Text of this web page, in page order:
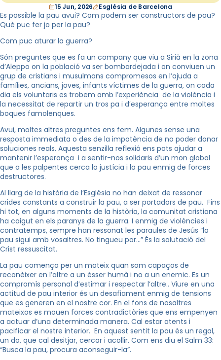
15 Jun, 2026 Església de Barcelona
Es possible la pau avui? Com podem ser constructors de pau?
Què puc fer jo per la pau?
Com puc aturar la guerra?
Són preguntes que es fa un company que viu a Sirià en la zona
d’Aleppo on la població va ser bombardejada i on conviuen un
grup de cristians i musulmans compromesos en l’ajuda a
famílies, ancians, joves, infants víctimes de la guerra, on cada
dia els voluntaris es trobem amb l’experiència de la violència i
la necessitat de repartir un tros pa i d’esperança entre moltes
boques famolenques.
Avui, moltes altres preguntes ens fem. Algunes sense una
resposta immediata o des de la impotència de no poder donar
soluciones reals. Aquesta senzilla reflexió ens pots ajudar a
mantenir l’esperança i a sentir-nos solidaris d’un mon global
que a les palpentes cerca la justícia i la pau enmig de forces
destructores.
Al llarg de la història de l’Església no han deixat de ressonar
crides constants a construir la pau, a ser portadors de pau. Fins
hi tot, en alguns moments de la història, la comunitat cristiana
ha caigut en els paranys de la guerra. I enmig de violències i
contratemps, sempre han ressonat les paraules de Jesús “la
pau sigui amb vosaltres. No tingueu por…” És la salutació del
Crist ressuscitat.
La pau comença per un mateix quan som capaços de
reconèixer en l’altre a un ésser humà i no a un enemic. Es un
compromís personal d’estimar i respectar l’altre.. Viure en una
actitud de pau interior és un desafiament enmig de tensions
que es generen en el nostre cor. En el fons de nosaltres
mateixos es mouen forces contradictòries que ens empenyen
a actuar d’una determinada manera. Cal estar atents i
pacificar el nostre interior. En aquest sentit la pau és un regal,
un do, que cal desitjar, cercar i acollir. Com ens diu el Salm 33:
“Busca la pau, procura aconseguir-la”.